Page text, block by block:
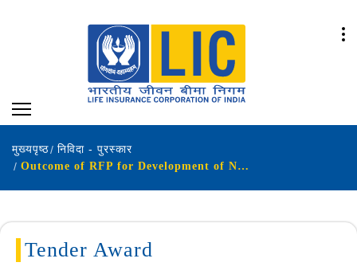
मुख्यपृष्ठ
निविदा - पुरस्कार
Outcome of RFP for Development of NextGen Marketing Technology Platform and for LIC Of India
Tender Award